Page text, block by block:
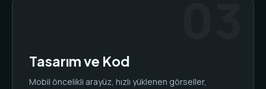
Tasarım ve Kod
Mobil öncelikli arayüz, hızlı yüklenen görseller,